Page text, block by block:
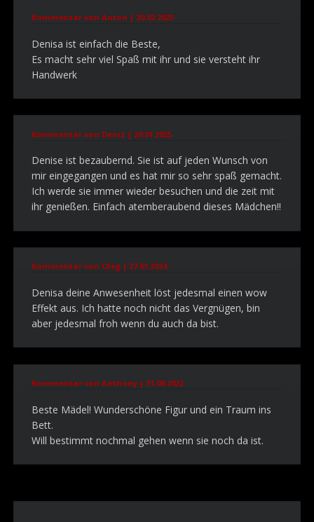
Kommentar von Anton | 20.02.2025
Denisa ist einfach die Beste,
Es macht sehr viel Spaß mit ihr und sie versteht ihr
Handwerk
Kommentar von Deniz | 20.01.2025
Denise ist bezaubernd. Sie ist auf jeden Wunsch von
mir eingegangen und es hat mir so sehr spaß gemacht.
Ich werde sie immer wieder besuchen und die zeit mit
ihr genießen. Einfach atemberaubend dieses Mädchen!!
Kommentar von Oleg | 27.01.2024
Denisa deine Anwesenheit löst jedesmal einen wow
Effekt aus. Ich hatte noch nicht das Vergnügen, bin
aber jedesmal froh wenn du auch da bist.
Kommentar von Anthony |31.08.2022
Beste Mädel! Wunderschöne Figur und ein Traum ins
Bett.
Will bestimmt nochmal gehen wenn sie noch da ist.